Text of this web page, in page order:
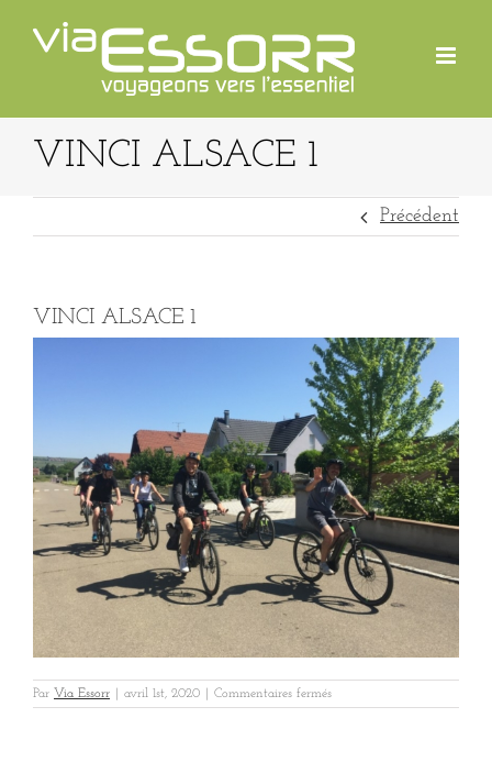
contenu
VINCI ALSACE 1
Précédent
VINCI ALSACE 1
Par Via Essorr avril 1st, 2020 Commentaires ferméssur
VINCI